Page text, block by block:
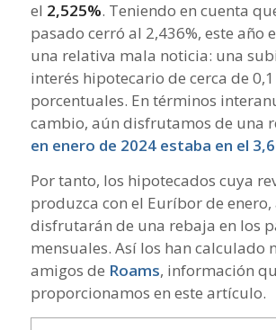
el 2,525%. Teniendo en cuenta
pasado cerró al 2,436%, este año
una relativa mala noticia: una
interés hipotecario de cerca de
porcentuales. En términos
cambio, aún disfrutamos de una
en enero de 2024 estaba en el
Por tanto, los hipotecados cuya
produzca con el Euríbor de enero,
disfrutarán de una rebaja en los
mensuales. Así los han calculado
amigos de Roams, información
proporcionamos en este artículo.